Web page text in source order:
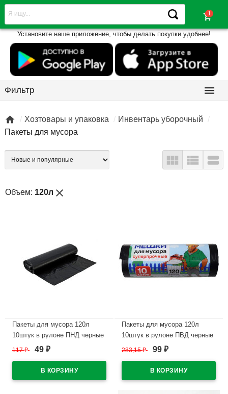
shopping_cart
Установите наше приложение, чтобы делать покупки удобнее!
Фильтр 
 Хозтовары и упаковка
Инвентарь уборочный
Пакеты для мусора
  
Объем: 120л close
Пакеты для мусора 120л
10штук в рулоне ПНД черные
12 микрон
117₽ 49 ₽
Пакеты для мусора 120л
10штук в рулоне ПВД черные
30 микрон Зубр
283,15₽ 99 ₽